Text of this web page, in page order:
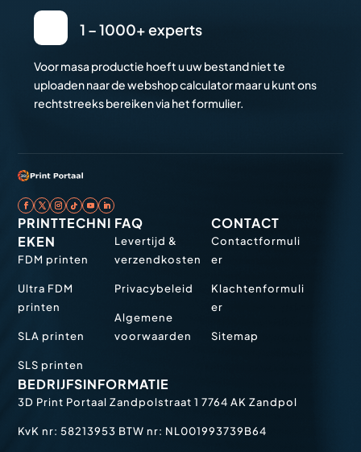
1 – 1000+ experts
Voor masa productie hoeft u uw bestand niet te
uploaden naar de webshop calculator maar u kunt ons
rechtstreeks bereiken via het formulier.
PRINTTECHNI
EKEN
FDM printen
Ultra FDM
printen
SLA printen
SLS printen
FAQ
Levertijd &
verzendkosten
Privacybeleid
Algemene
voorwaarden
CONTACT
Contactformuli
er
Klachtenformuli
er
Sitemap
BEDRIJFSINFORMATIE
3D Print Portaal Zandpolstraat 1 7764 AK Zandpol
KvK nr: 58213953 BTW nr: NL001993739B64